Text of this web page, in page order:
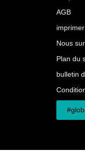
AGB
imprimer
Nous
Plan du
bulletin